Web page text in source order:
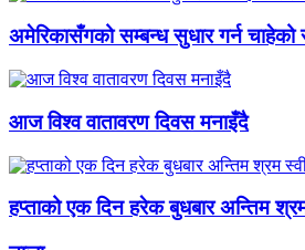
अमेरिकासँगको सम्बन्ध सुधार गर्न चाहेको
आज विश्व वातावरण दिवस मनाइँदै
हप्ताको एक दिन हरेक बुधबार अन्तिम